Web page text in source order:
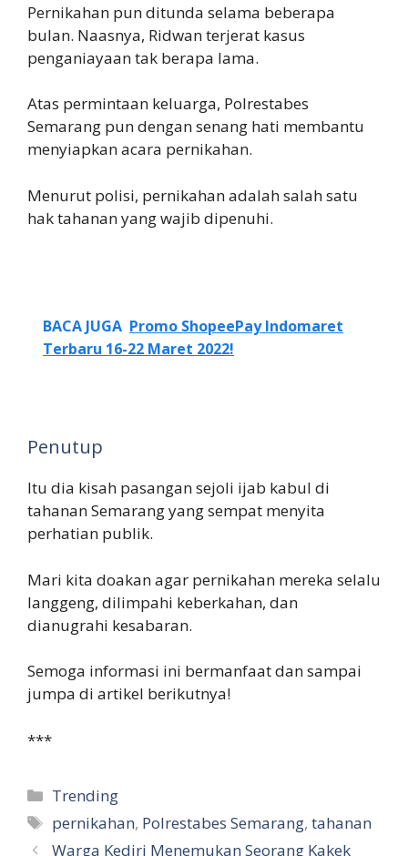
Pernikahan pun ditunda selama beberapa
bulan. Naasnya, Ridwan terjerat kasus
penganiayaan tak berapa lama.
Atas permintaan keluarga, Polrestabes
Semarang pun dengan senang hati membantu
menyiapkan acara pernikahan.
Menurut polisi, pernikahan adalah salah satu
hak tahanan yang wajib dipenuhi.
BACA JUGA Promo ShopeePay Indomaret
Terbaru 16-22 Maret 2022!
Penutup
Itu dia kisah pasangan sejoli ijab kabul di
tahanan Semarang yang sempat menyita
perhatian publik.
Mari kita doakan agar pernikahan mereka selalu
langgeng, dilimpahi keberkahan, dan
dianugrahi kesabaran.
Semoga informasi ini bermanfaat dan sampai
jumpa di artikel berikutnya!
***
Categories
Trending
Tags
pernikahan, Polrestabes Semarang,tahanan
Warga Kediri Menemukan Seorang Kakek